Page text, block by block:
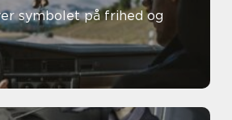
symbolet på frihed og